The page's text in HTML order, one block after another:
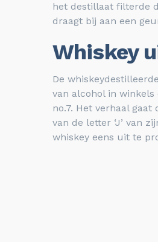
het destillaat filterde
draagt bij aan een
Whiskey
De
van alcohol in winkels
no.7. Het verhaal
van de letter ‘J’ van
whiskey eens uit te